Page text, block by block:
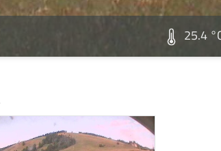
25.4